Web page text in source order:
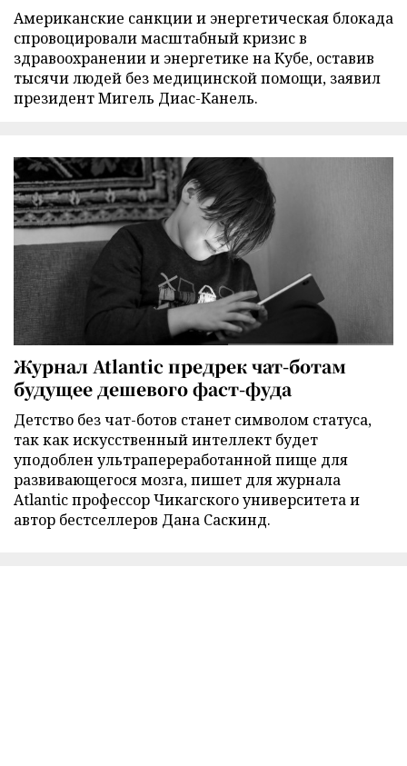
Американские санкции и энергетическая блокада
спровоцировали масштабный кризис в
здравоохранении и энергетике на Кубе, оставив
тысячи людей без медицинской помощи, заявил
президент Мигель Диас-Канель.
Журнал Atlantic предрек чат-ботам
будущее дешевого фаст-фуда
Детство без чат-ботов станет символом статуса,
так как искусственный интеллект будет
уподоблен ультрапереработанной пище для
развивающегося мозга, пишет для журнала
Atlantic профессор Чикагского университета и
автор бестселлеров Дана Саскинд.